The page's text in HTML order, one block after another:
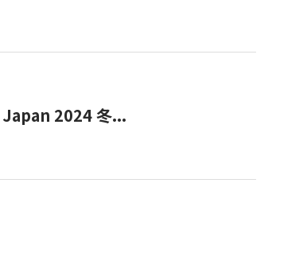
Japan 2024 冬...